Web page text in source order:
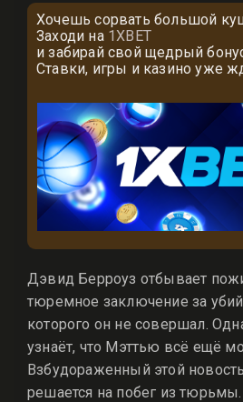
Хочешь сорвать большой
Заходи на 1XBET
и забирай свой щедрый
Ставки, игры и казино уже
Дэвид Берроуз отбывает
тюремное заключение за
которого он не совершал.
узнаёт, что Мэттью всё ещё
Взбудораженный этой
решается на побег из